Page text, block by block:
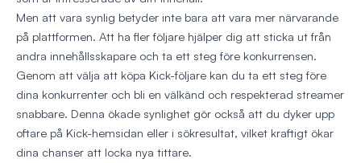
Men att vara synlig betyder inte bara att vara mer närvarande
på plattformen. Att ha fler följare hjälper dig att sticka ut från
andra innehållsskapare och ta ett steg före konkurrensen.
Genom att välja att köpa Kick-följare kan du ta ett steg före
dina konkurrenter och bli en välkänd och respekterad streamer
snabbare. Denna ökade synlighet gör också att du dyker upp
oftare på Kick-hemsidan eller i sökresultat, vilket kraftigt ökar
dina chanser att locka nya tittare.